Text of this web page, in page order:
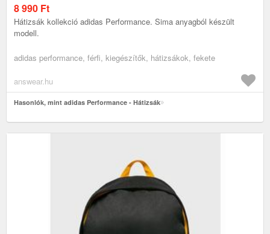
8 990 Ft
Hátizsák kollekció adidas Performance. Sima anyagból készült
modell.
adidas performance, férfi, kiegészítők, hátizsákok, fekete
answear.hu
Hasonlók, mint adidas Performance - Hátizsák